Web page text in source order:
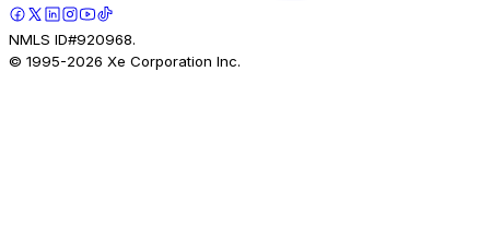
NMLS ID#920968.
© 1995-2026 Xe Corporation Inc.